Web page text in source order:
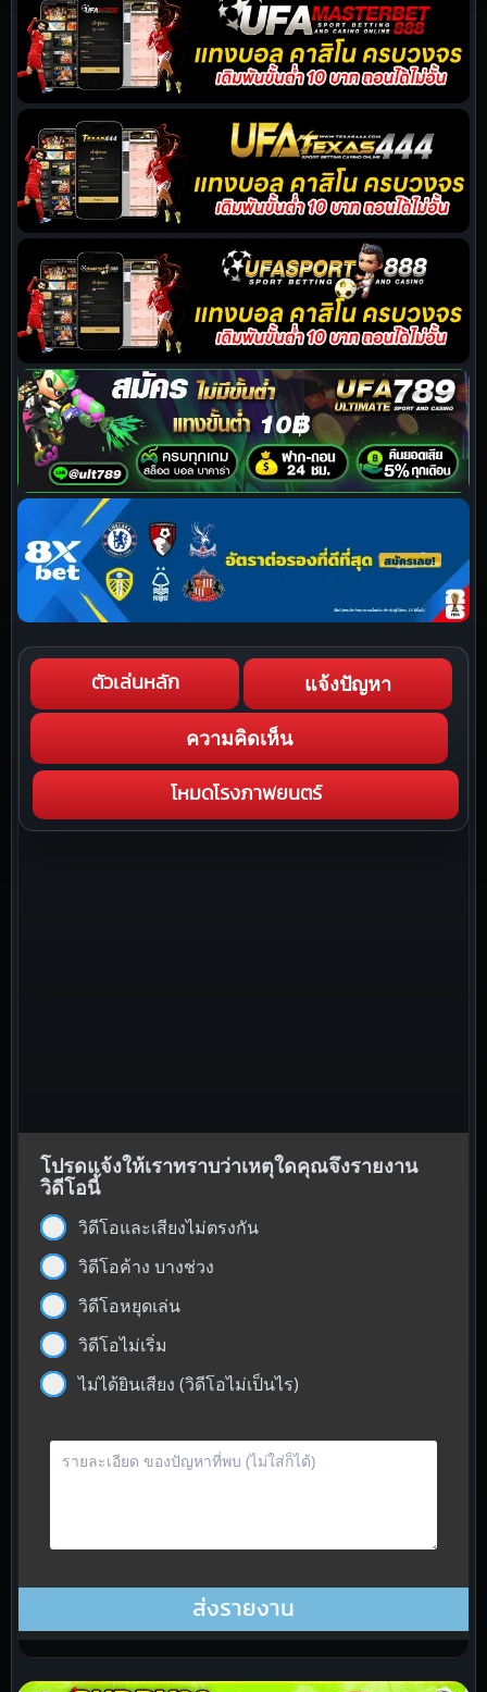
ตัวเล่นหลัก แจ้งปัญหา
ความคิดเห็น
โหมดโรงภาพยนตร์
โปรดแจ้งให้เราทราบว่าเหตุใดคุณจึงรายงาน
วิดีโอนี้
วิดีโอและเสียงไม่ตรงกัน
วิดีโอค้าง บางช่วง
วิดีโอหยุดเล่น
วิดีโอไม่เริ่ม
ไม่ได้ยินเสียง (วิดีโอไม่เป็นไร)